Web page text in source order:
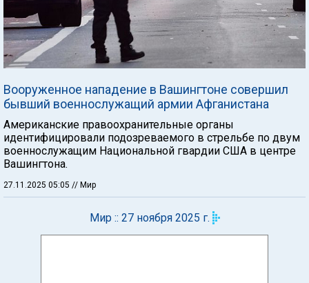
Вооруженное нападение в Вашингтоне совершил
бывший военнослужащий армии Афганистана
Американские правоохранительные органы
идентифицировали подозреваемого в стрельбе по двум
военнослужащим Национальной гвардии США в центре
Вашингтона.
27.11.2025 05:05 // Мир
Мир :: 27 ноября 2025 г.